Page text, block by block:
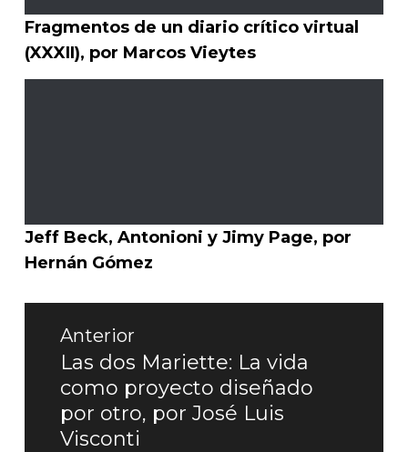
Fragmentos de un diario crítico virtual
(XXXII), por Marcos Vieytes
Jeff Beck, Antonioni y Jimy Page, por
Hernán Gómez
Navegación
entradas
Anterior
Entrada
anterior:
Las dos Mariette: La vida
como proyecto diseñado
por otro, por José Luis
Visconti